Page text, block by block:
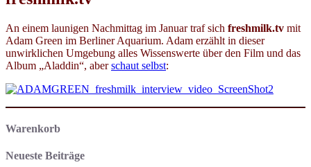
An einem launigen Nachmittag im Januar traf sich freshmilk.tv mit
Adam Green im Berliner Aquarium. Adam erzählt in dieser
unwirklichen Umgebung alles Wissenswerte über den Film und das
Album „Aladdin“, aberschaut selbst:
Warenkorb
Neueste Beiträge